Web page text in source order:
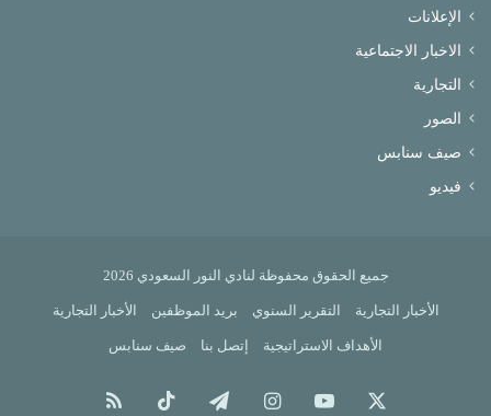
الإعلانات
الاخبار الاجتماعية
التجارية
الصور
صيف سنابس
فيديو
جميع الحقوق محفوظة لنادي النور السعودي 2026
الأخبار التجارية التقرير السنوي بريد الموظفين الأخبار التجارية
الأهداف الاستراتيجية إتصل بنا صيف سنابس
يوتيوب انستقرامتيلقرام ‫TikTok